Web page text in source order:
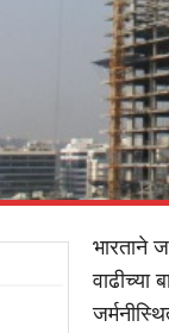
भारताने
वाढीच्या